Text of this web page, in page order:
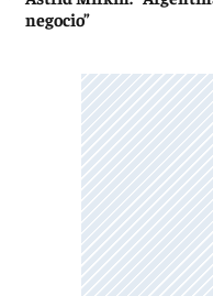
negocio”